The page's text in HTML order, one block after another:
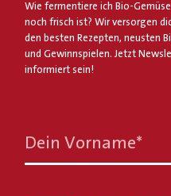
Wie fermentiere ich Bio-
noch frisch ist? Wir versorgen
den besten Rezepten, neusten
und Gewinnspielen. Jetzt
informiert sein!
Dein Vorname*